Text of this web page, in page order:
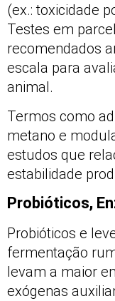
(ex.: toxicidade
Testes em
recomendados
escala para
animal.
Termos como
metano e
estudos que
estabilidade
Probióticos,
Probióticos e
fermentação
levam a maior
exógenas